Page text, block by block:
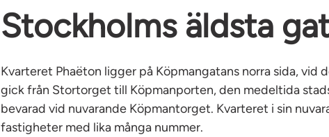
Stockholms äldsta
Kvarteret Phaëton ligger på Köpmangatans norra sida, vid
gick från Stortorget till Köpmanporten, den medeltida
bevarad vid nuvarande Köpmantorget. Kvarteret i sin
fastigheter med lika många nummer.